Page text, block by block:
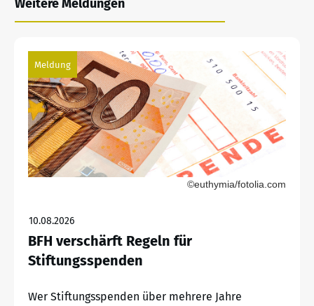
Weitere Meldungen
Meldung
©euthymia/fotolia.com
10.08.2026
BFH verschärft Regeln für
Stiftungsspenden
Wer Stiftungsspenden über mehrere Jahre